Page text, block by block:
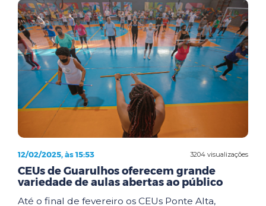
3204 visualizações
12/02/2025, às 15:53
CEUs de Guarulhos oferecem grande
variedade de aulas abertas ao público
Até o final de fevereiro os CEUs Ponte Alta,